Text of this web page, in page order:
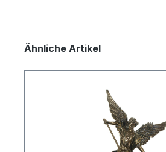
Produktgalerie überspringen
Ähnliche Artikel